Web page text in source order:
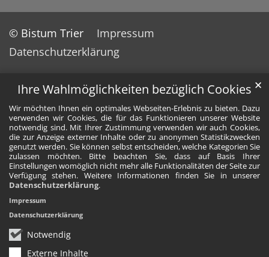
Ihre Wahlmöglichkeiten bezüglich Cookies
Wir möchten Ihnen ein optimales Webseiten-Erlebnis zu bieten. Dazu
verwenden wir Cookies, die für das Funktionieren unserer Website
notwendig sind. Mit Ihrer Zustimmung verwenden wir auch Cookies,
die zur Anzeige externer Inhalte oder zu anonymen Statistikzwecken
genutzt werden. Sie können selbst entscheiden, welche Kategorien Sie
zulassen möchten. Bitte beachten Sie, dass auf Basis Ihrer
Einstellungen womöglich nicht mehr alle Funktionalitäten der Seite zur
Verfügung stehen. Weitere Informationen finden Sie in unserer
Datenschutzerklärung.
Notwendig
Externe Inhalte
✕
Impressum
Datenschutzerklärung
© Bistum Trier
Impressum
Datenschutzerklärung